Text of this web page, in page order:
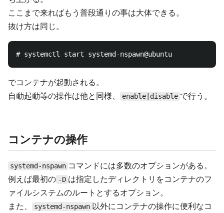
ここまで来ればもう普段通りの事は大体できる。
抜け方は同じ。
でコンテナが起動される。
自動起動等の操作は他と同様、
enable|disable で行う。
コンテナの操作
systemd-nspawn コマンドには多数のオプションがある。
例えば最初の -D は指定したディレクトリをコンテナのフ
ァイルシステムのルートとするオプション。
また、
systemd-nspawn 以外にコンテナの操作に便利なコ